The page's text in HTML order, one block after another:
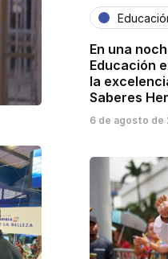
En una
Educación
la
Saberes
6 de agosto de